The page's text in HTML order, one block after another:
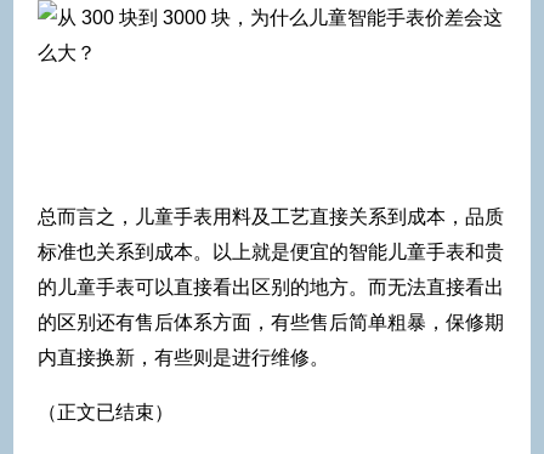
总而言之，儿童手表用料及工艺直接关系到成本，品质
标准也关系到成本。以上就是便宜的智能儿童手表和贵
的儿童手表可以直接看出区别的地方。而无法直接看出
的区别还有售后体系方面，有些售后简单粗暴，保修期
内直接换新，有些则是进行维修。
（正文已结束）